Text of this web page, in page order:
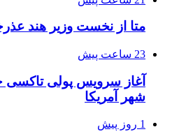
متا از نخست وزیر هند
23 ساعت پیش
آغاز سرویس پولی
شهر آمریکا
1 روز پیش